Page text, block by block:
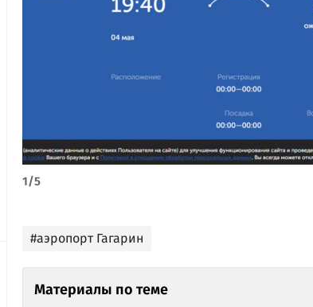
1/5
#аэропорт Гагарин
Материалы по теме